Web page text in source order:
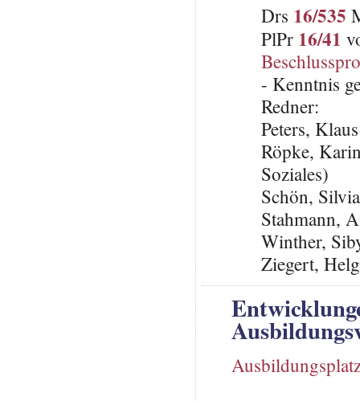
Drs 16/535
PlPr 16/41
- Kenntnis
Redner:
Peters,
Röpke,
Soziales)
Schön,
Stahmann,
Winther,
Ziegert,